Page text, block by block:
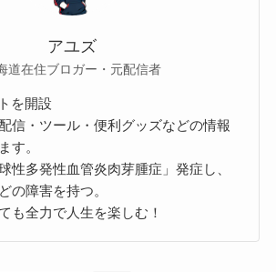
アユズ
道在住ブロガー・元配信者
を開設
信・ツール・便利グッズなどの情報
す。
性多発性血管炎肉芽腫症」発症し、
の障害を持つ。
も全力で人生を楽しむ！